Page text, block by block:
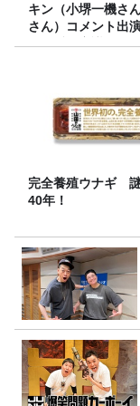
キン（小堺一機さ
さん）コメント出
ジオ番組審議会か
完全養殖ウナギ
40年！